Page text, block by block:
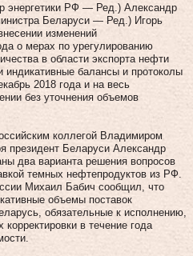
энергетики РФ — Ред.) Александр
Беларуси — Ред.) Игорь
изменений
о мерах по урегулированию
в области экспорта нефти
индикативные балансы и протоколы
2018 года и на весь
без уточнения объемов
коллегой Владимиром
президент Беларуси Александр
два варианта решения вопросов
темных нефтепродуктов из РФ.
Михаил Бабич сообщил, что
объемы поставок
обязательные к исполнению,
в течение года